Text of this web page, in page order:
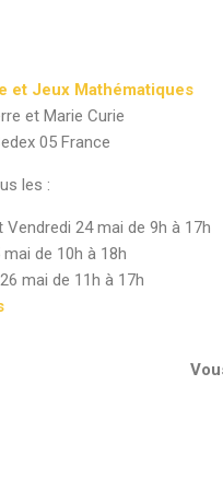
et Jeux Mathématiques
et Marie Curie
05 France
les :
Vendredi 24 mai de 9h à 17h
de 10h à 18h
mai de 11h à 17h